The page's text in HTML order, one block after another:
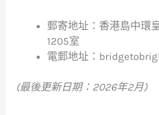
郵寄地址：香港島中環
1205室
電郵地址：
(最後更新日期：2026年2月)